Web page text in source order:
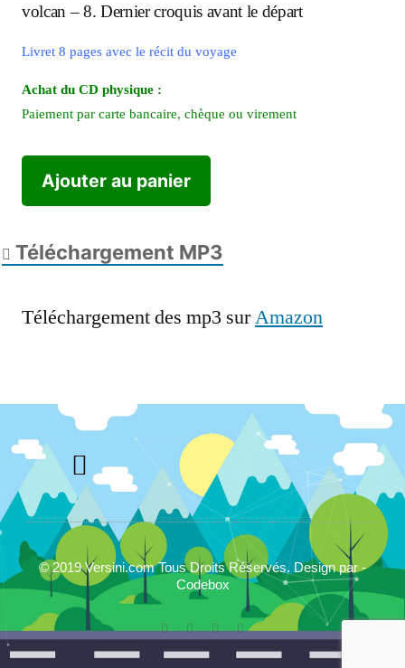
volcan – 8. Dernier croquis avant le départ
Livret 8 pages avec le récit du voyage
Achat du CD physique :
Paiement par carte bancaire, chèque ou virement
Ajouter au panier
Téléchargement MP3
Téléchargement des mp3 surAmazon
© 2019 Versini.com Tous Droits Réservés. Design par -
Codebox